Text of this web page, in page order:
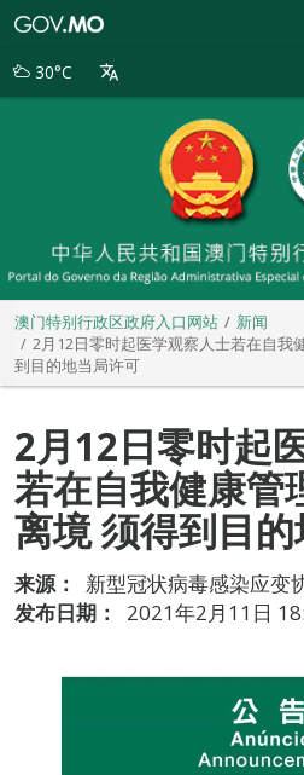
别
30°C
澳门特别行政区政府入口网站
新闻
2月12日零时起医学观察人士若在自我
到目的地当局许可
2月12日零时起
若在自我健康管
离境 须得到目
来源：
新型冠状病毒感染应变
发布日期：
2021年2月11日